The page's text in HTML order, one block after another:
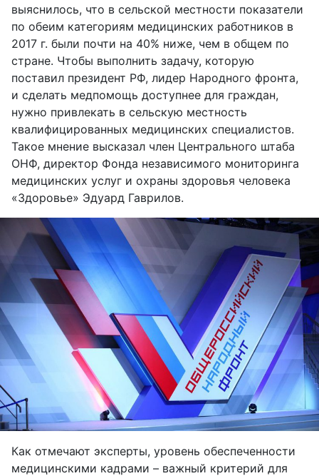
выяснилось, что в сельской местности показатели
по обеим категориям медицинских работников в
2017 г. были почти на 40% ниже, чем в общем по
стране. Чтобы выполнить задачу, которую
поставил президент РФ, лидер Народного фронта,
и сделать медпомощь доступнее для граждан,
нужно привлекать в сельскую местность
квалифицированных медицинских специалистов.
Такое мнение высказал член Центрального штаба
ОНФ, директор Фонда независимого мониторинга
медицинских услуг и охраны здоровья человека
«Здоровье» Эдуард Гаврилов.
Как отмечают эксперты, уровень обеспеченности
медицинскими кадрами – важный критерий для